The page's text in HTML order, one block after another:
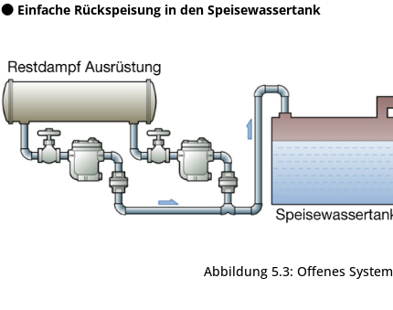
Einfache Rückspeisung in den Speisewassertank
Abbildung 5.3: Offenes System